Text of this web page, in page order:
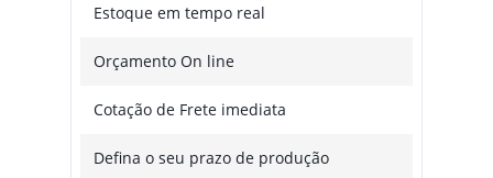
Estoque em tempo real
Orçamento On line
Cotação de Frete imediata
Defina o seu prazo de produção